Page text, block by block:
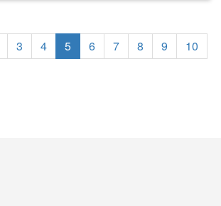
3 4 5(目前頁次)
6 7 8 9
10